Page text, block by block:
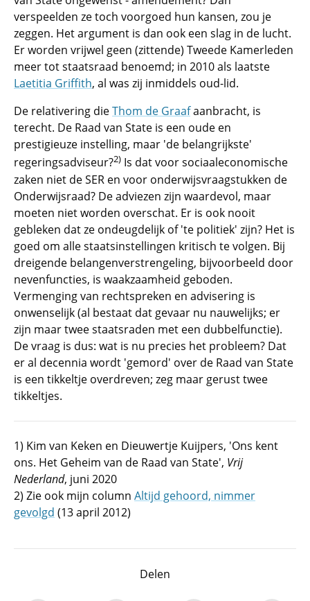
verspeelden ze toch voorgoed hun kansen, zou je
zeggen. Het argument is dan ook een slag in de lucht.
Er worden vrijwel geen (zittende) Tweede Kamerleden
meer tot staatsraad benoemd; in 2010 als laatste
Laetitia Griffith, al was zij inmiddels oud-lid.
De relativering dieThom de Graafaanbracht, is
terecht. De Raad van State is een oude en
prestigieuze instelling, maar 'de belangrijkste'
regeringsadviseur?2) Is dat voor sociaaleconomische
zaken niet de SER en voor onderwijsvraagstukken de
Onderwijsraad? De adviezen zijn waardevol, maar
moeten niet worden overschat. Er is ook nooit
gebleken dat ze ondeugdelijk of 'te politiek' zijn? Het is
goed om alle staatsinstellingen kritisch te volgen. Bij
dreigende belangenverstrengeling, bijvoorbeeld door
nevenfuncties, is waakzaamheid geboden.
Vermenging van rechtspreken en advisering is
onwenselijk (al bestaat dat gevaar nu nauwelijks; er
zijn maar twee staatsraden met een dubbelfunctie).
De vraag is dus: wat is nu precies het probleem? Dat
er al decennia wordt 'gemord' over de Raad van State
is een tikkeltje overdreven; zeg maar gerust twee
tikkeltjes.
1) Kim van Keken en Dieuwertje Kuijpers, 'Ons kent
ons. Het Geheim van de Raad van State', Vrij
Nederland, juni 2020
2) Zie ook mijn column Altijd gehoord, nimmer
gevolgd (13 april 2012)
Delen